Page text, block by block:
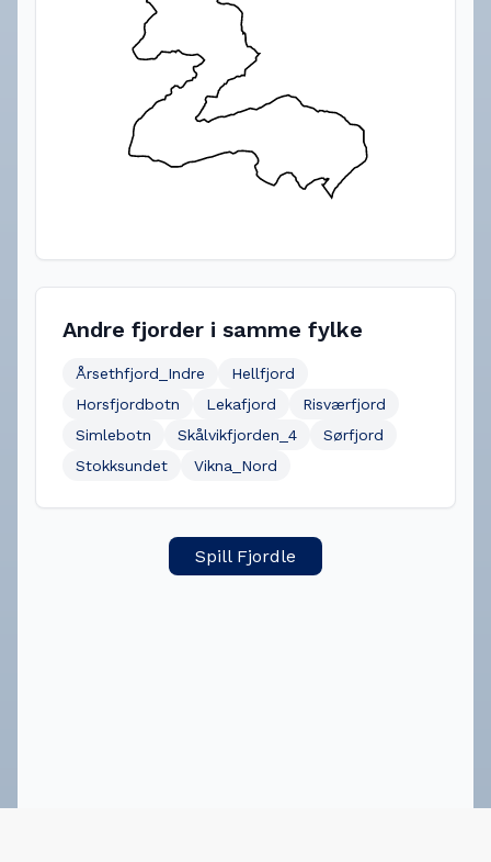
Andre fjorder i samme fylke
Årsethfjord_Indre
Hellfjord
Horsfjordbotn
Lekafjord
Risværfjord
Simlebotn
Skålvikfjorden_4
Sørfjord
Stokksundet
Vikna_Nord
Spill Fjordle